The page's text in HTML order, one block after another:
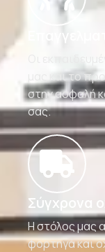
Οι
μας και το
στην ασφαλή
σας.
Σύγχρονα
Η στόλος μας
φορτηγά και